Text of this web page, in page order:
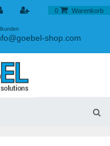
0 Warenkorb
shop.com